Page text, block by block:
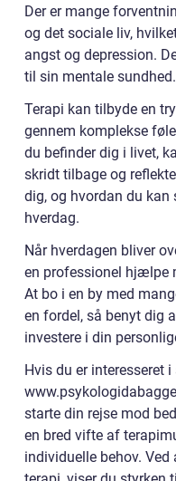
Der er mange
og det sociale liv,
angst og depression.
til sin mentale sundhed.
Terapi kan tilbyde en
gennem komplekse
du befinder dig i livet,
skridt tilbage og
dig, og hvordan du
hverdag.
Når hverdagen bliver
en professionel hjælpe
At bo i en by med
en fordel, så benyt dig
investere i din
Hvis du er interesseret
starte din rejse mod
en bred vifte af
individuelle behov.